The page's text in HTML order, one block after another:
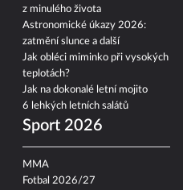
z minulého života
Astronomické úkazy 2026:
zatmění slunce a další
Jak obléci miminko při vysokých
teplotách?
Jak na dokonalé letní mojito
6 lehkých letních salátů
Sport 2026
MMA
Fotbal 2026/27